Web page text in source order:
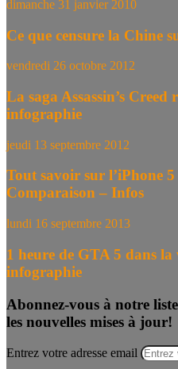
dimanche 31 janvier 2010
Ce que censure la Chine
vendredi 26 octobre 2012
La saga Assassin’s Creed
infographie
jeudi 13 septembre 2012
Tout savoir sur l’iPhone
Comparaison – Infos
lundi 16 septembre 2013
1 heure de GTA 5 dans la
infographie
Abonnez-vous à notre
les nouvelles mises à jour!
Entrez votre adresse email